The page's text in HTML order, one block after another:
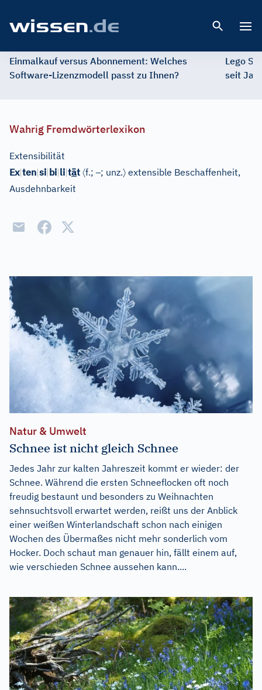
Einmalkauf versus Abonnement: Welches
Software-Lizenzmodell passt zu Ihnen?
Lego
seit
Wahrig Fremdwörterlexikon
Extensibilität
Ex|ten|si|bi|li|tät 〈f.;–; unz.〉 extensible Beschaffenheit,
Ausdehnbarkeit
Natur & Umwelt
Schnee ist nicht gleich Schnee
Jedes Jahr zur kalten Jahreszeit kommt er wieder: der
Schnee. Während die ersten Schneeflocken oft noch
freudig bestaunt und besonders zu Weihnachten
sehnsuchtsvoll erwartet werden, reißt uns der Anblick
einer weißen Winterlandschaft schon nach einigen
Wochen des Übermaßes nicht mehr sonderlich vom
Hocker. Doch schaut man genauer hin, fällt einem auf,
wie verschieden Schnee aussehen kann....